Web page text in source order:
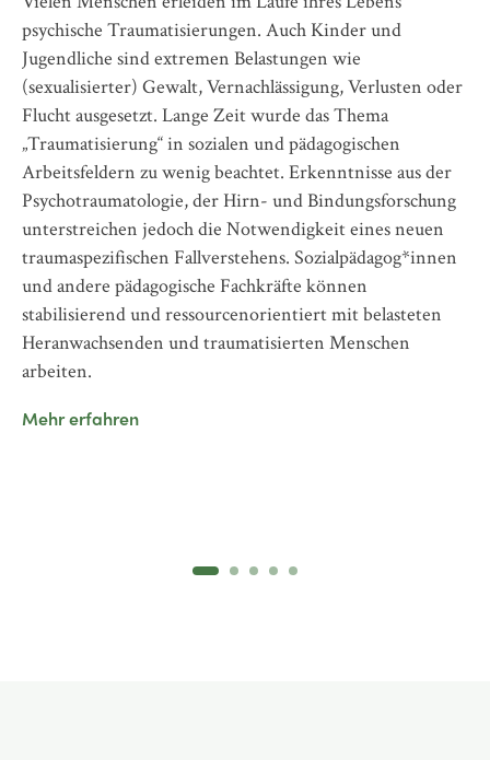
psychische Traumatisierungen. Auch Kinder und
Jugendliche sind extremen Belastungen wie
(sexualisierter) Gewalt, Vernachlässigung, Verlusten oder
Flucht ausgesetzt. Lange Zeit wurde das Thema
„Traumatisierung“ in sozialen und pädagogischen
Arbeitsfeldern zu wenig beachtet. Erkenntnisse aus der
Psychotraumatologie, der Hirn- und Bindungsforschung
unterstreichen jedoch die Notwendigkeit eines neuen
traumaspezifischen Fallverstehens. Sozialpädagog*innen
und andere pädagogische Fachkräfte können
stabilisierend und ressourcenorientiert mit belasteten
Heranwachsenden und traumatisierten Menschen
arbeiten.
Mehr erfahren